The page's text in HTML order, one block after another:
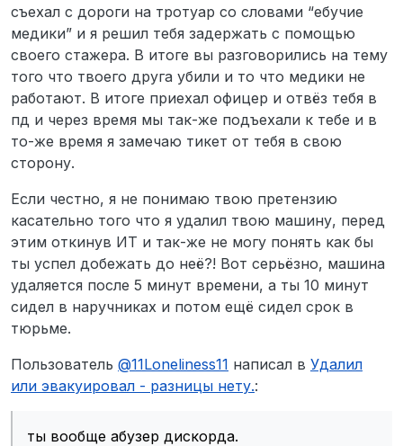
Описание ситуации: Приехал со своим
коллегой на какой-то район в не
совсем трезвом состоянии, где в ходе
RP ситуации тот умер от удара трубой
по голове, в надежде на то, что
коллега еще жив - я вызвал скорую
помощь. Время поджимало, надежда
на спасение уже уходила, поэтому я
взял автомобиль своего друга и
офицерами, где на меня была то-ли
следствии чего я попал в тюрьму. К
сожалению мой коллега не выжил и
пока тот был мертвый, он успел
заснять интересное явление, где
администратор попросту удаляет мой
автомобиль из-за непонравившегося
тикет на сервере, на что получил
ответ -какая разница, удалил я ее или
дискорда. Понятное дело на сервере
съехал с дороги на тротуар со словами “ебучие
медики” и я решил тебя задержать с помощью
своего стажера. В итоге вы разговорились на тему
того что твоего друга убили и то что медики не
работают. В итоге приехал офицер и отвёз тебя в
пд и через время мы так-же подъехали к тебе и в
то-же время я замечаю тикет от тебя в свою
сторону.
Если честно, я не понимаю твою претензию
касательно того что я удалил твою машину, перед
этим откинув ИТ и так-же не могу понять как бы
ты успел добежать до неё?! Вот серьёзно, машина
удаляется после 5 минут времени, а ты 10 минут
сидел в наручниках и потом ещё сидел срок в
тюрьме.
Пользователь @11Loneliness11 написал в Удалил
или эвакуировал - разницы нету.:
ты вообще абузер дискорда.